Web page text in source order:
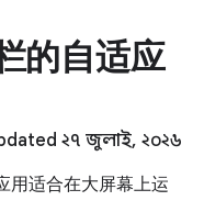
的自适应
২৭ জুলাই, ২০২৬
用适合在大屏幕上运